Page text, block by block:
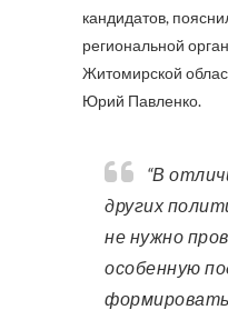
кандидатов,
региональной
Житомирской
Юрий Павленко.
“В отличие от многих
других
не нужно
особенную